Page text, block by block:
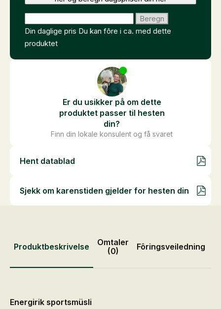
Beregn
Din daglige pris Du kan fôre i ca. med dette
produktet
Er du usikker på om dette
produktet passer til hesten
din?
Finn din lokale konsulent og få svaret
Hent datablad
Sjekk om karenstiden gjelder for hesten din
Produktbeskrivelse
Omtaler
(0)
Fôringsveiledning
Energirik sportsmüsli